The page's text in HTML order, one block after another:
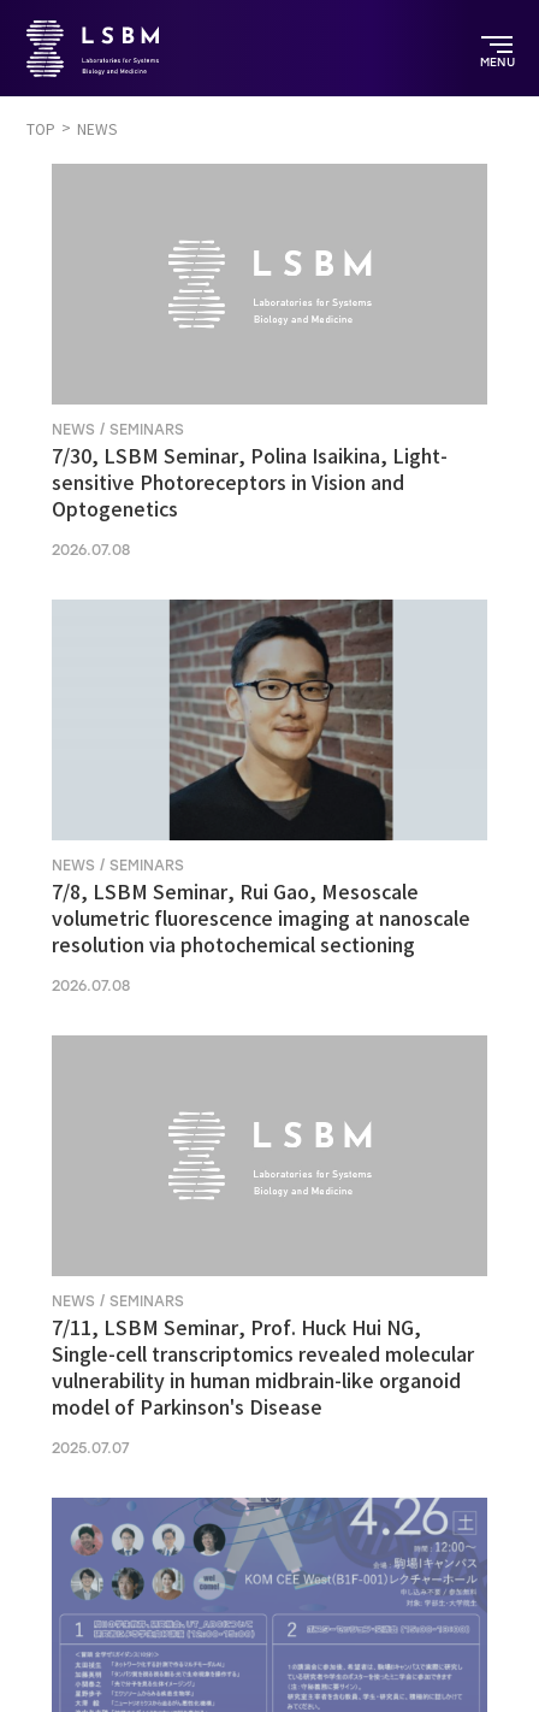
MENU
TOP NEWS
NEWS / SEMINARS
7/30, LSBM Seminar, Polina Isaikina, Light-
sensitive Photoreceptors in Vision and
Optogenetics
2026.07.08
NEWS / SEMINARS
7/8, LSBM Seminar, Rui Gao, Mesoscale
volumetric fluorescence imaging at nanoscale
resolution via photochemical sectioning
2026.07.08
NEWS / SEMINARS
7/11, LSBM Seminar, Prof. Huck Hui NG,
Single-cell transcriptomics revealed molecular
vulnerability in human midbrain-like organoid
model of Parkinson's Disease
2025.07.07